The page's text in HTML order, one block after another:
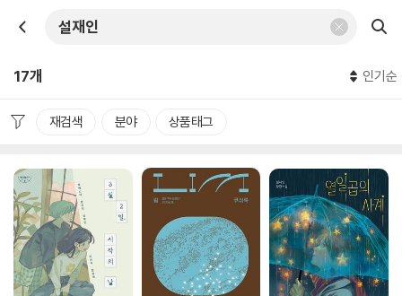
17개 인기순
재검색 분야 상품태그